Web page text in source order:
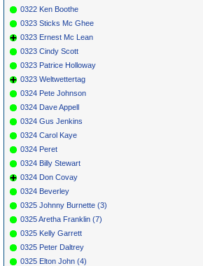
0322 Ken Boothe
0323 Sticks Mc Ghee
0323 Ernest Mc Lean
0323 Cindy Scott
0323 Patrice Holloway
0323 Weltwettertag
0324 Pete Johnson
0324 Dave Appell
0324 Gus Jenkins
0324 Carol Kaye
0324 Peret
0324 Billy Stewart
0324 Don Covay
0324 Beverley
0325 Johnny Burnette (3)
0325 Aretha Franklin (7)
0325 Kelly Garrett
0325 Peter Daltrey
0325 Elton John (4)